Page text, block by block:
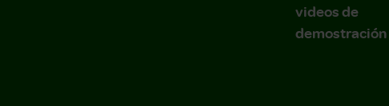
videos de
demostración